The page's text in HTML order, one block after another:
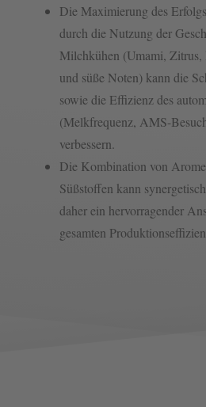
Die Maximierung des
durch die Nutzung der
Milchkühen (Umami,
und süße Noten) kann die
sowie die Effizienz des
(Melkfrequenz, AMS-
verbessern.
Die Kombination von
Süßstoffen kann
daher ein hervorragender
gesamten